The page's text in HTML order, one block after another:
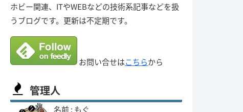
ホビー関連、ITやWEBなどの技術系記事などを扱
うブログです。更新は不定期です。
お問い合せはこちらから
管理人
名前 : もぐ